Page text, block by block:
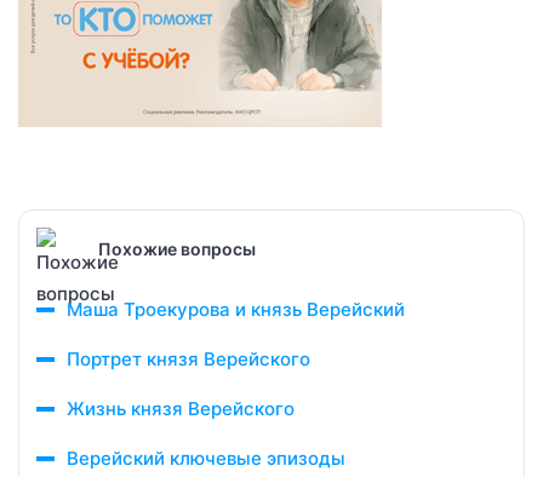
Похожие вопросы
Маша Троекурова и князь Верейский
Портрет князя Верейского
Жизнь князя Верейского
Верейский ключевые эпизоды